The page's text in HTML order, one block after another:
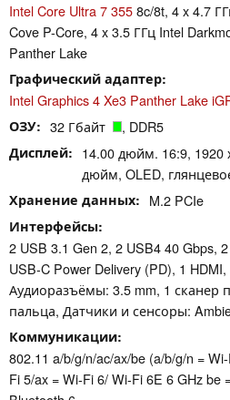
Intel Core Ultra 7 3558c/8t, 4 x 4.7
Cove P-Core, 4 x 3.5 ГГц Intel
Panther Lake
Графический адаптер
Intel Graphics 4 Xe3 Panther Lake
ОЗУ 32 Гбайт , DDR5
Дисплей
14.00 дюйм. 16:9, 1920
дюйм, OLED,
Хранение данных M.2 PCIe
Интерфейсы
2 USB 3.1 Gen 2, 2 USB4 40 Gbps,
USB-C Power Delivery (PD), 1 HDMI,
Аудиоразъёмы: 3.5 mm, 1 сканер
пальца, Датчики и сенсоры:
Коммуникации
802.11 a/​b/​g/​n/​ac/​ax/​be (a/b/g/n =
Fi 5/ax = Wi-Fi 6/ Wi-Fi 6E 6 GHz be